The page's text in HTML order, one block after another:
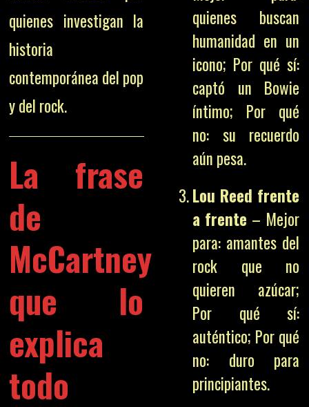
quienes investigan la
historia
contemporánea del pop
y del rock.
La frase
de
McCartney
que lo
explica
todo
quienes buscan
humanidad en un
icono; Por qué sí:
captó un Bowie
íntimo; Por qué
no: su recuerdo
aún pesa.
Lou Reed frente
a frente – Mejor
para: amantes del
rock que no
quieren azúcar;
Por qué sí:
auténtico; Por qué
no: duro para
principiantes.